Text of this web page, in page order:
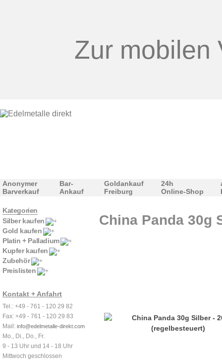
Zur mobilen
Anonymer
Barverkauf
Bar-
Ankauf
Goldankauf
Freiburg
24h
Online-Shop
Kategorien
Silber kaufen
Gold kaufen
Platin + Palladium
Kupfer kaufen
Zubehör
Preislisten
Kontakt + Anfahrt
Tel.: +49 - 761 - 120 29 82
Fax: +49 - 761 - 120 29 83
Mail: info@edelmetalle-direkt.com
Mo., Di., Do., Fr.
9 - 13 Uhr und 14 - 18 Uhr
Mittwoch geschlossen
China Panda 30g